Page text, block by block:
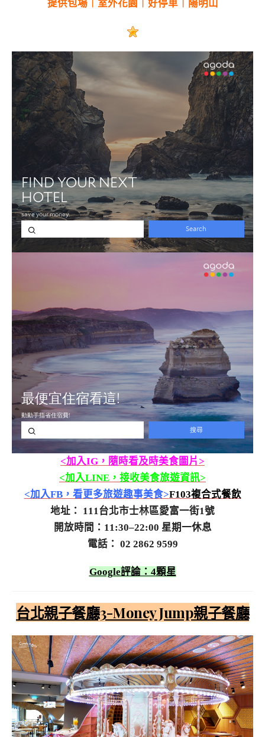
提供包場｜室外花園 好停車｜陽明山
<加入IG，隨時看及時美食圖片>
<加入LINE，接收美食旅遊資訊>
<加入FB，看更多旅遊趣事美食>F103複合式餐飲
地址： 111台北市士林區愛富一街1號
開放時間：11:30–22:00 星期一休息
電話： 02 2862 9599
Google評論：4顆星
台北親子餐廳3-Money Jump親子餐廳